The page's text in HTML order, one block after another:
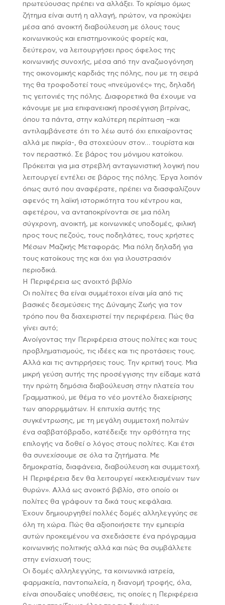
πρωτεύουσας πρέπει να αλλάξει. Το κρίσιμο όμως
ζήτημα είναι αυτή η αλλαγή, πρώτον, να προκύψει
μέσα από ανοικτή διαβούλευση με όλους τους
κοινωνικούς και επιστημονικούς φορείς και,
δεύτερον, να λειτουργήσει προς όφελος της
κοινωνικής συνοχής, μέσα από την αναζωογόνηση
της οικονομικής καρδιάς της πόλης, που με τη σειρά
της θα τροφοδοτεί τους «πνεύμονές» της, δηλαδή
τις γειτονιές της πόλης. Διαφορετικά θα έχουμε να
κάνουμε με μια επιφανειακή προσέγγιση βιτρίνας,
όπου τα πάντα, στην καλύτερη περίπτωση –και
αντιλαμβάνεστε ότι το λέω αυτό όχι επιχαίροντας
αλλά με πικρία-, θα στοχεύουν στον… τουρίστα και
τον περαστικό. Σε βάρος του μόνιμου κατοίκου.
Πρόκειται για μια στρεβλή ανταγωνιστική λογική που
λειτουργεί εντέλει σε βάρος της πόλης. Έργα λοιπόν
όπως αυτό που αναφέρατε, πρέπει να διασφαλίζουν
αφενός τη λαϊκή ιστορικότητα του κέντρου και,
αφετέρου, να ανταποκρίνονται σε μια πόλη
σύγχρονη, ανοικτή, με κοινωνικές υποδομές, φιλική
προς τους πεζούς, τους ποδηλάτες, τους χρήστες
Μέσων Μαζικής Μεταφοράς. Μια πόλη δηλαδή για
τους κατοίκους της και όχι για ιλουστρασιόν
περιοδικά.
Η Περιφέρεια ως ανοιχτό βιβλίο
Οι πολίτες θα είναι συμμέτοχοι είναι μία από τις
βασικές δεσμεύσεις της Δύναμης Ζωής για τον
τρόπο που θα διαχειριστεί την περιφέρεια. Πώς θα
γίνει αυτό;
Ανοίγοντας την Περιφέρεια στους πολίτες και τους
προβληματισμούς, τις ιδέες και τις προτάσεις τους.
Αλλά και τις αντιρρήσεις τους. Την κριτική τους. Μια
μικρή γεύση αυτής της προσέγγισης την είδαμε κατά
την πρώτη δημόσια διαβούλευση στην πλατεία του
Γραμματικού, με θέμα το νέο μοντέλο διαχείρισης
των απορριμμάτων. Η επιτυχία αυτής της
συγκέντρωσης, με τη μεγάλη συμμετοχή πολιτών
ένα σαββατόβραδο, κατέδειξε την ορθότητα της
επιλογής να δοθεί ο λόγος στους πολίτες. Και έτσι
θα συνεχίσουμε σε όλα τα ζητήματα. Με
δημοκρατία, διαφάνεια, διαβούλευση και συμμετοχή.
Η Περιφέρεια δεν θα λειτουργεί «κεκλεισμένων των
θυρών». Αλλά ως ανοικτό βιβλίο, στο οποίο οι
πολίτες θα γράφουν τα δικά τους κεφάλαια.
Έχουν δημιουργηθεί πολλές δομές αλληλεγγύης σε
όλη τη χώρα. Πώς θα αξιοποιήσετε την εμπειρία
αυτών προκειμένου να σχεδιάσετε ένα πρόγραμμα
κοινωνικής πολιτικής αλλά και πώς θα συμβάλλετε
στην ενίσχυσή τους;
Οι δομές αλληλεγγύης, τα κοινωνικά ιατρεία,
φαρμακεία, παντοπωλεία, η διανομή τροφής, όλα,
είναι σπουδαίες υποθέσεις, τις οποίες η Περιφέρεια